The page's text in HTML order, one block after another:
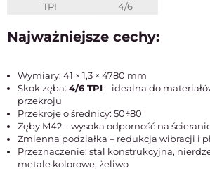
TPI
4/6
Najważniejsze cechy:
Wymiary: 41 × 1,3 × 4780 mm
Skok zęba: 4/6 TPI– idealna do
przekroju
Przekroje o średnicy: 50÷80
Zęby M42 – wysoka odporność na
Zmienna podziałka – redukcja wibracji i
Przeznaczenie: stal konstrukcyjna,
metale kolorowe, żeliwo